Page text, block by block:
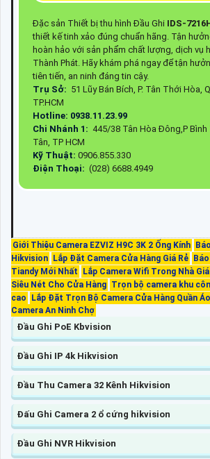
Đặc sản Thiết bị thu hình Đầu Ghi IDS-
thiết kế tinh xảo đúng chuẩn hãng. Tận
hoàn hảo với sản phẩm chất lượng, dịch vụ
Thành Phát. Hãy khám phá ngay để tận
tiên tiến, an ninh đáng tin cậy.
Trụ Sở: 51 Lũy Bán Bích, P. Tân Thới Hòa,
TP.HCM
Hotline: 0938.11.23.99
Chi Nhánh 1: 445/38 Tân Hòa Đông,P
Tân, TP HCM
Kỹ Thuật: 0906.855.330
Điện Thoại: (028) 6688.4949
Giới Thiệu Camera EZVIZ H9C 3K 2 Ống Kính
Hikvision Lắp Đặt Camera Cửa Hàng Giá Rẻ
Tiandy Mới Nhất
Lắp Camera Wifi Trong Nhà Giá
Siêu Nét Cho Cửa Hàng Trọn bộ camera khu
cao
Lắp Đặt Trọn Bộ Camera Cửa Hàng Quần Áo
Camera An Ninh Chợ
Đầu Ghi PoE Kbvision
Đầu Ghi IP 4k Hikvision
Đầu Thu Camera 32 Kênh Hikvision
Đấu Ghi Camera 2 ổ cứng hikvision
Đầu Ghi NVR Hikvision